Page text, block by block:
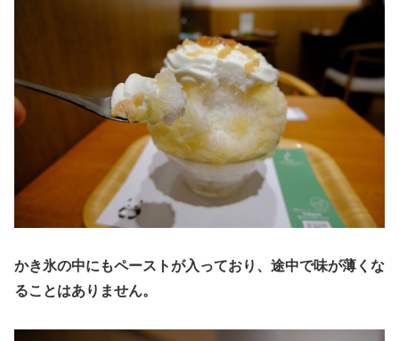
かき氷の中にもペーストが入っており、途中で味が薄くな
ることはありません。